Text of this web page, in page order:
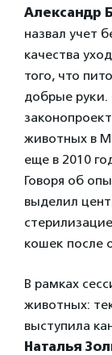
Александр
назвал учет
качества
того, что
добрые
животных в
еще в 2010
Говоря об
выделил
кошек после
В рамках
животных:
выступила
Наталья